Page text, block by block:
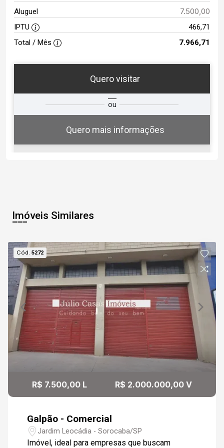
Aluguel 7.500,00
IPTU
466,71
Total / Mês
7.966,71
Quero visitar
ou
Quero mais informações
Qual o melhor dia e horário para
você?
09
Aug/Sun
10
Aug/Mon
11
Aug/Tue
12
Aug/Wed
13:30
14:00
14:30
15:00
15:30
Continuar
Imóveis Similares
Cód.5272
R$ 7.500,00 L R$ 2.000.000,00 V
Galpão - Comercial
Jardim Leocádia - Sorocaba/SP
Imóvel, ideal para empresas que buscam